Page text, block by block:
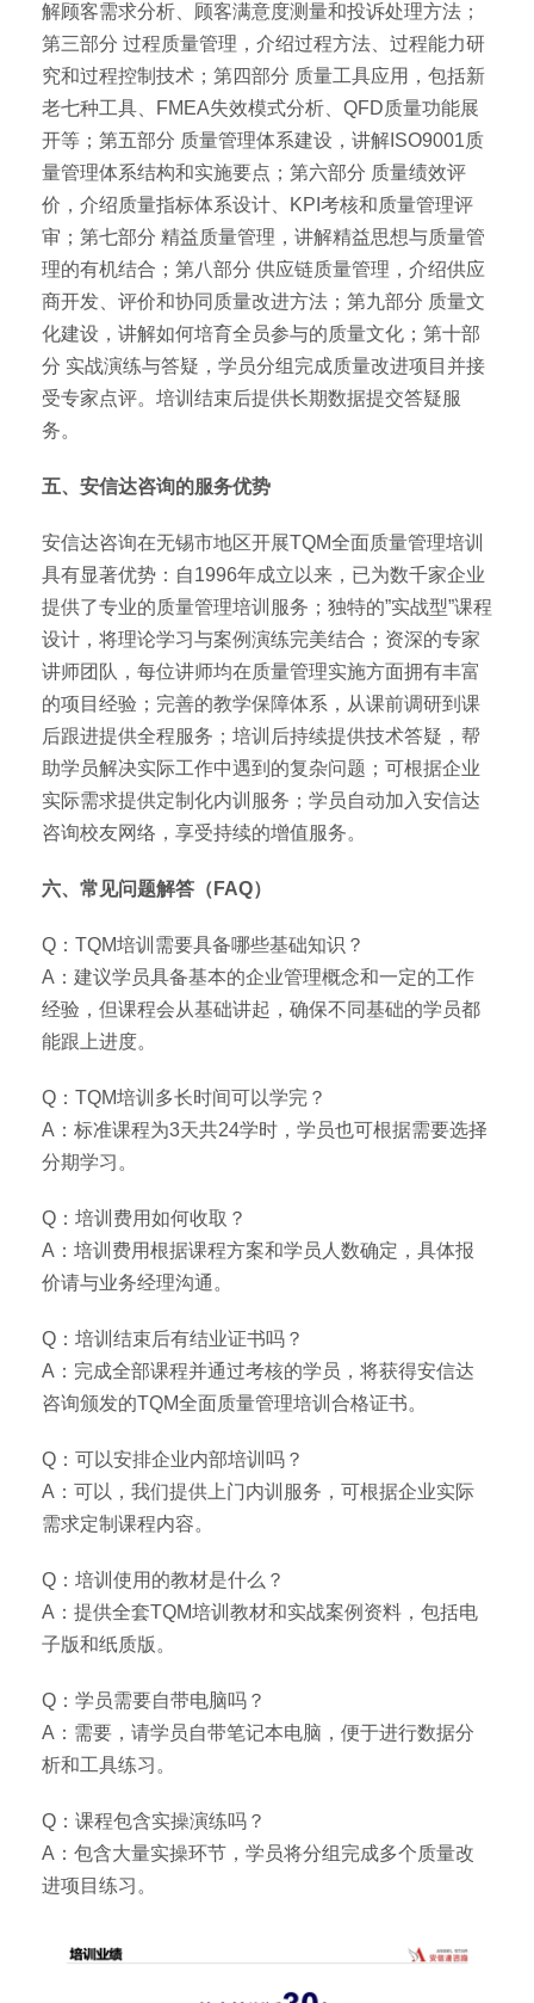
解顾客需求分析、顾客满意度测量和投诉处理方法；
第三部分 过程质量管理，介绍过程方法、过程能力研
究和过程控制技术；第四部分 质量工具应用，包括新
老七种工具、FMEA失效模式分析、QFD质量功能展
开等；第五部分 质量管理体系建设，讲解ISO9001质
量管理体系结构和实施要点；第六部分 质量绩效评
价，介绍质量指标体系设计、KPI考核和质量管理评
审；第七部分 精益质量管理，讲解精益思想与质量管
理的有机结合；第八部分 供应链质量管理，介绍供应
商开发、评价和协同质量改进方法；第九部分 质量文
化建设，讲解如何培育全员参与的质量文化；第十部
分 实战演练与答疑，学员分组完成质量改进项目并接
受专家点评。培训结束后提供长期数据提交答疑服
务。
五、安信达咨询的服务优势
安信达咨询在无锡市地区开展TQM全面质量管理培训
具有显著优势：自1996年成立以来，已为数千家企业
提供了专业的质量管理培训服务；独特的”实战型”课程
设计，将理论学习与案例演练完美结合；资深的专家
讲师团队，每位讲师均在质量管理实施方面拥有丰富
的项目经验；完善的教学保障体系，从课前调研到课
后跟进提供全程服务；培训后持续提供技术答疑，帮
助学员解决实际工作中遇到的复杂问题；可根据企业
实际需求提供定制化内训服务；学员自动加入安信达
咨询校友网络，享受持续的增值服务。
六、常见问题解答（FAQ）
Q：TQM培训需要具备哪些基础知识？
A：建议学员具备基本的企业管理概念和一定的工作
经验，但课程会从基础讲起，确保不同基础的学员都
能跟上进度。
Q：TQM培训多长时间可以学完？
A：标准课程为3天共24学时，学员也可根据需要选择
分期学习。
Q：培训费用如何收取？
A：培训费用根据课程方案和学员人数确定，具体报
价请与业务经理沟通。
Q：培训结束后有结业证书吗？
A：完成全部课程并通过考核的学员，将获得安信达
咨询颁发的TQM全面质量管理培训合格证书。
Q：可以安排企业内部培训吗？
A：可以，我们提供上门内训服务，可根据企业实际
需求定制课程内容。
Q：培训使用的教材是什么？
A：提供全套TQM培训教材和实战案例资料，包括电
子版和纸质版。
Q：学员需要自带电脑吗？
A：需要，请学员自带笔记本电脑，便于进行数据分
析和工具练习。
Q：课程包含实操演练吗？
A：包含大量实操环节，学员将分组完成多个质量改
进项目练习。